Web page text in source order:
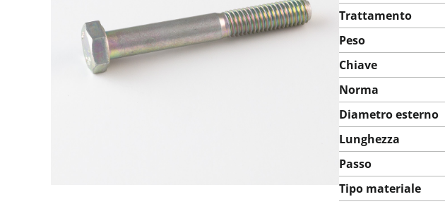
Trattamento
Peso
Chiave
Norma
Diametro esterno
Lunghezza
Passo
Tipo materiale